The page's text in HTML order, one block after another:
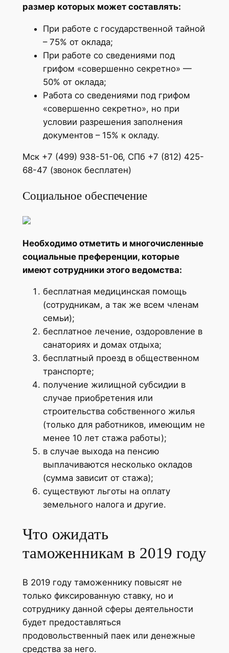
размер которых может составлять:
При работе с государственной тайной
– 75% от оклада;
При работе со сведениями под
грифом «совершенно секретно» —
50% от оклада;
Работа со сведениями под грифом
«совершенно секретно», но при
условии разрешения заполнения
документов – 15% к окладу.
Мск +7 (499) 938-51-06, СПб +7 (812) 425-
68-47 (звонок бесплатен)
Социальное обеспечение
Необходимо отметить и многочисленные
социальные преференции, которые
имеют сотрудники этого ведомства:
бесплатная медицинская помощь
(сотрудникам, а так же всем членам
семьи);
бесплатное лечение, оздоровление в
санаториях и домах отдыха;
бесплатный проезд в общественном
транспорте;
получение жилищной субсидии в
случае приобретения или
строительства собственного жилья
(только для работников, имеющим не
менее 10 лет стажа работы);
в случае выхода на пенсию
выплачиваются несколько окладов
(сумма зависит от стажа);
существуют льготы на оплату
земельного налога и другие.
Что ожидать
таможенникам в 2019 году
В 2019 году таможеннику повысят не
только фиксированную ставку, но и
сотруднику данной сферы деятельности
будет предоставляться
продовольственный паек или денежные
средства за него.